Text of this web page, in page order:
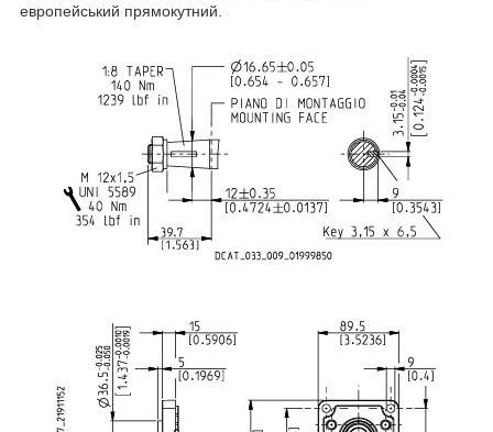
европейський прямокутний.